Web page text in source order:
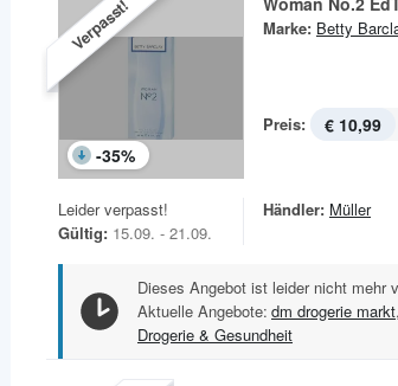
Verpasst!
-35%
Marke: Betty
Preis: € 10,99
Leider verpasst!
Gültig: 15.09. - 21.09.
Händler: Müller
Dieses Angebot ist leider nicht mehr
Aktuelle Angebote: dm drogerie markt,
Drogerie & Gesundheit